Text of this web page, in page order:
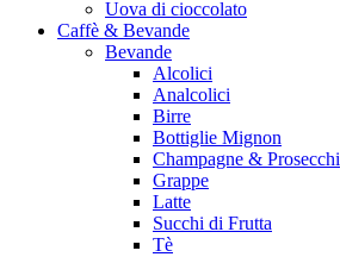
Uova di cioccolato
Caffè & Bevande
Bevande
Alcolici
Analcolici
Birre
Bottiglie Mignon
Champagne & Prosecchi
Grappe
Latte
Succhi di Frutta
Tè